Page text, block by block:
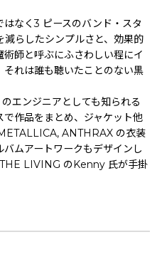
なく3 ピースのバンド・スタ
らしたシンプルさと、効果的
師と呼ぶにふさわしい程にイ
れは誰も聴いたことのない黒
エンジニアとしても知られる
作品をまとめ、ジャケット他
ANTHRAX の衣装
ムアートワークもデザインし
LIVING のKenny 氏が手掛